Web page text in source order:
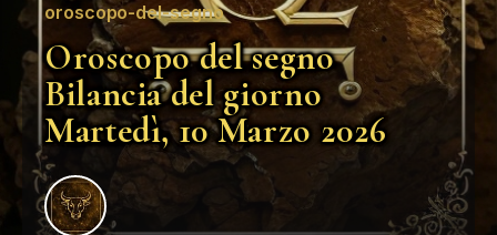
oroscopo-del-segno
Oroscopo del segno
Bilancia del giorno
Martedì, 10 Marzo 2026